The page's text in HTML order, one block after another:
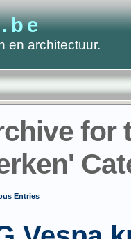
en architectuur.
for
Entries